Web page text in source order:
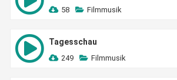
58 Filmmusik
Tagesschau
249 Filmmusik